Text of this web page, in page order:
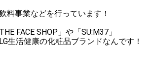
料事業などを行っています！
FACE SHOP」や「SU:M37」
生活健康の化粧品ブランドなんです！